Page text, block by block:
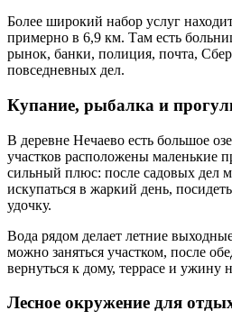
Более широкий набор услуг
примерно в 6,9 км. Там есть
рынок, банки, полиция, почта,
повседневных дел.
Купание, рыбалка и
В деревне Нечаево есть большое
участков расположены маленькие
сильный плюс: после садовых дел
искупаться в жаркий день,
удочку.
Вода рядом делает летние
можно заняться участком, после
вернуться к дому, террасе и ужину
Лесное окружение для